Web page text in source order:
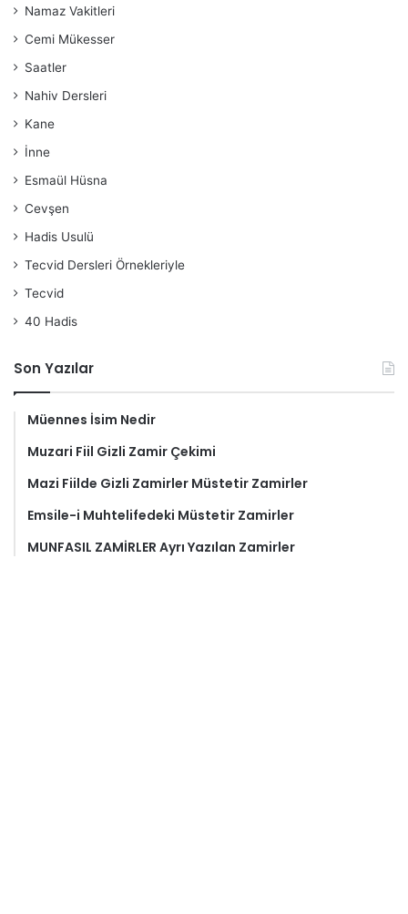
Namaz Vakitleri
Cemi Mükesser
Saatler
Nahiv Dersleri
Kane
İnne
Esmaül Hüsna
Cevşen
Hadis Usulü
Tecvid Dersleri Örnekleriyle
Tecvid
40 Hadis
Son Yazılar
Müennes İsim Nedir
Muzari Fiil Gizli Zamir Çekimi
Mazi Fiilde Gizli Zamirler Müstetir Zamirler
Emsile-i Muhtelifedeki Müstetir Zamirler
MUNFASIL ZAMİRLER Ayrı Yazılan Zamirler